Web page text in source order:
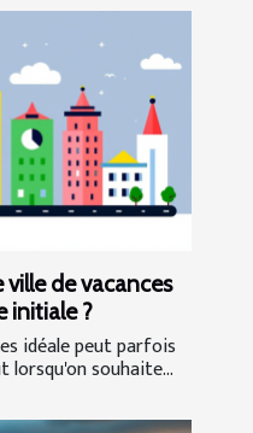
de vacances
initiale ?
idéale peut parfois
lorsqu'on souhaite...